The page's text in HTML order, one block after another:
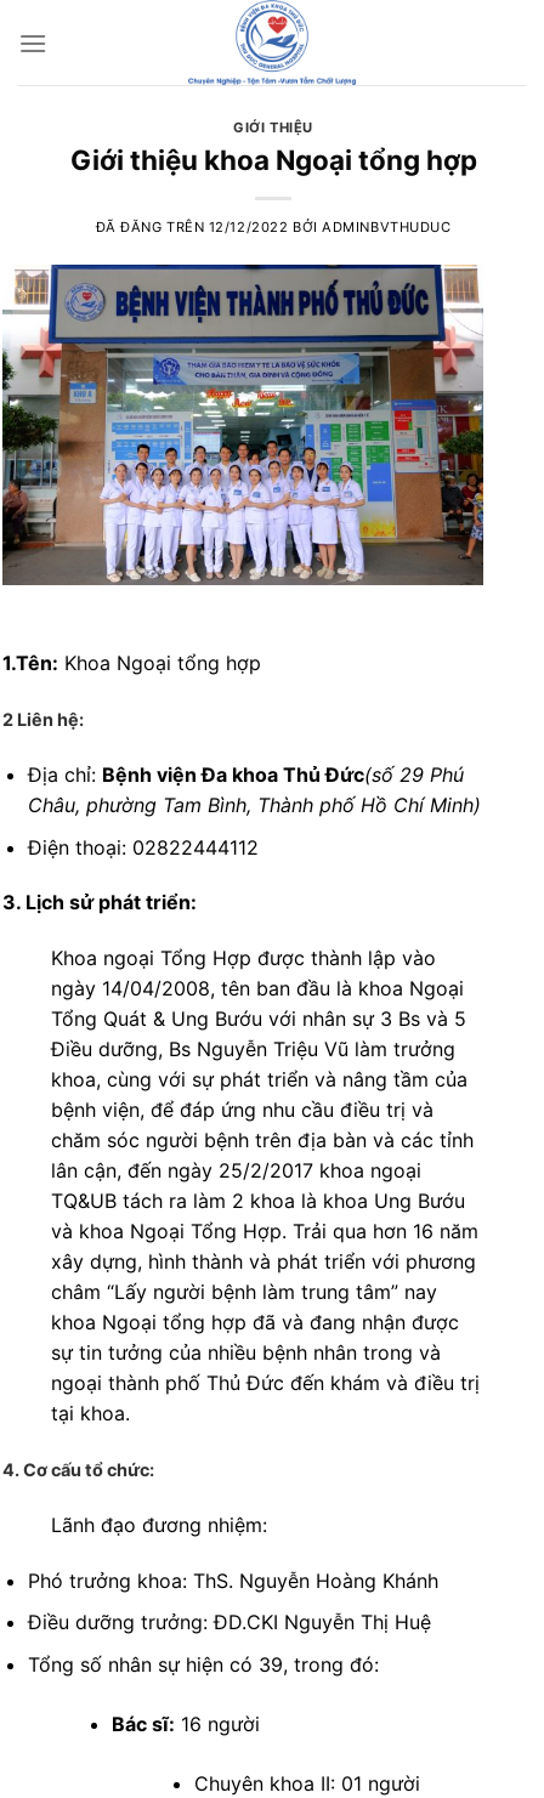
đến
GIỚI THIỆU
Giới thiệu khoa Ngoại tổng hợp
ĐÃ ĐĂNG TRÊN 12/12/2022 BỞIADMINBVTHUDUC
1.Tên: Khoa Ngoại tổng hợp
2 Liên hệ:
Địa chỉ: Bệnh viện Đa khoa Thủ Đức(số 29 Phú
Châu, phường Tam Bình, Thành phố Hồ Chí Minh)
Điện thoại: 02822444112
3. Lịch sử phát triển:
Khoa ngoại Tổng Hợp được thành lập vào
ngày 14/04/2008, tên ban đầu là khoa Ngoại
Tổng Quát & Ung Bướu với nhân sự 3 Bs và 5
Điều dưỡng, Bs Nguyễn Triệu Vũ làm trưởng
khoa, cùng với sự phát triển và nâng tầm của
bệnh viện, để đáp ứng nhu cầu điều trị và
chăm sóc người bệnh trên địa bàn và các tỉnh
lân cận, đến ngày 25/2/2017 khoa ngoại
TQ&UB tách ra làm 2 khoa là khoa Ung Bướu
và khoa Ngoại Tổng Hợp. Trải qua hơn 16 năm
xây dựng, hình thành và phát triển với phương
châm “Lấy người bệnh làm trung tâm” nay
khoa Ngoại tổng hợp đã và đang nhận được
sự tin tưởng của nhiều bệnh nhân trong và
ngoại thành phố Thủ Đức đến khám và điều trị
tại khoa.
4. Cơ cấu tổ chức:
Lãnh đạo đương nhiệm:
Phó trưởng khoa: ThS. Nguyễn Hoàng Khánh
Điều dưỡng trưởng: ĐD.CKI Nguyễn Thị Huệ
Tổng số nhân sự hiện có 39, trong đó:
Bác sĩ: 16 người
Chuyên khoa II: 01 người